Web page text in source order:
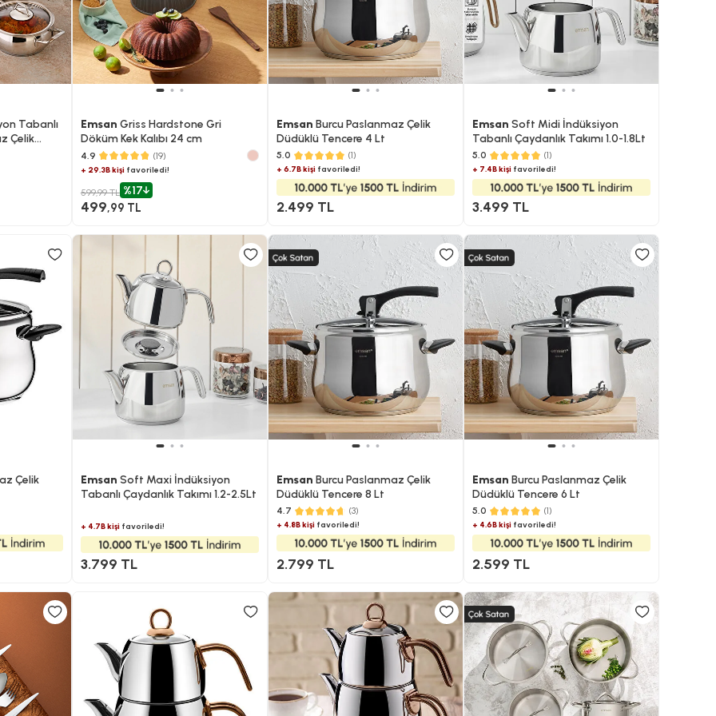
Tabanlı
Çelik
Emsan Griss Hardstone Gri
Döküm Kek Kalıbı 24 cm
4.9 (19)
+ 29.3B kişifavoriledi!
599,99 TL %17
499,99 TL
Emsan Burcu Paslanmaz Çelik
Düdüklü Tencere 4 Lt
5.0 (1)
+ 6.7B kişifavoriledi!
2.499 TL
Emsan Soft Midi İndüksiyon
Tabanlı Çaydanlık Takımı 1.0-1.8Lt
5.0 (1)
+ 7.4B kişi favoriledi!
3.499 TL
Çelik Emsan Soft Maxi İndüksiyon
Tabanlı Çaydanlık Takımı 1.2-2.5Lt
+ 4.7B kişifavoriledi!
3.799 TL
Emsan Burcu Paslanmaz Çelik
Düdüklü Tencere 8 Lt
4.7 (3)
+ 4.8B kişifavoriledi!
2.799 TL
Emsan Burcu Paslanmaz Çelik
Düdüklü Tencere​ 6 Lt
5.0 (1)
+ 4.6B kişi favoriledi!
2.599 TL